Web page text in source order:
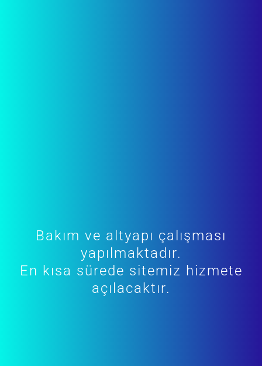
Bakım ve altyapı çalışması
yapılmaktadır.
En kısa sürede sitemiz hizmete
açılacaktır.